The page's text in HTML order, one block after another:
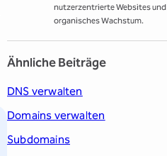
nutzerzentrierte Websites und
organisches Wachstum.
Ähnliche Beiträge
DNS verwalten
Domains verwalten
Subdomains